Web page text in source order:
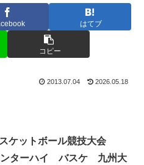
はてブ
コピー
2013.07.04 2026.05.18
ケットボール競技大会
ターハイ バスケ 九州大